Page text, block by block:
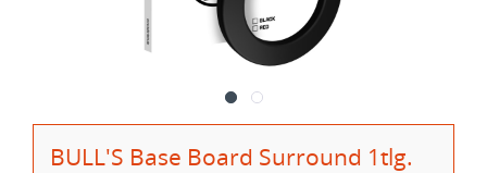
BULL'S Base Board Surround 1tlg.